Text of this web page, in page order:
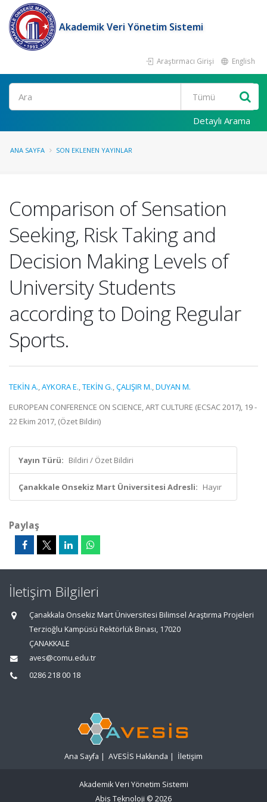
Akademik Veri Yönetim Sistemi
Araştırmacı Girişi English
Ara
Detaylı Arama
ANA SAYFA SON EKLENEN YAYINLAR
Comparison of Sensation
Seeking, Risk Taking and
Decision Making Levels of
University Students
according to Doing Regular
Sports.
TEKİN A.,AYKORA E.,TEKİN G.,ÇALIŞIR M.,DUYAN M.
EUROPEAN CONFERENCE ON SCIENCE, ART CULTURE (ECSAC 2017), 19 -
22 Ekim 2017, (Özet Bildiri)
Yayın Türü: Bildiri / Özet Bildiri
Çanakkale Onsekiz Mart Üniversitesi Adresli: Hayır
Paylaş
İletişim Bilgileri
Çanakkala Onsekiz Mart Üniversitesi Bilimsel Araştırma Projeleri
Terzioğlu Kampüsü Rektörlük Binası, 17020
ÇANAKKALE
aves@comu.edu.tr
0286 218 00 18
Ana Sayfa | AVESİS Hakkında | İletişim
Akademik Veri Yönetim Sistemi
Abis Teknoloji © 2026